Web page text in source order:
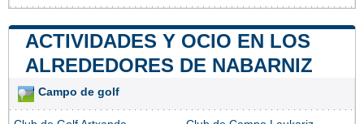
ACTIVIDADES Y OCIO EN LOS
ALREDEDORES DE NABARNIZ
Campo de golf